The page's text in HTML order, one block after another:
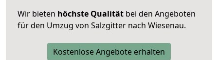
Wir bieten höchste Qualität bei den Angeboten
für den Umzug von Salzgitter nach Wiesenau.
Kostenlose Angebote erhalten